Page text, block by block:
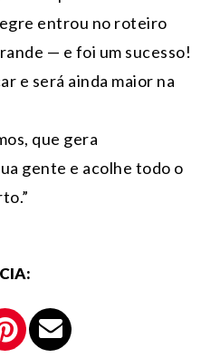
entrou no roteiro
— e foi um sucesso!
e será ainda maior na
que gera
gente e acolhe todo o